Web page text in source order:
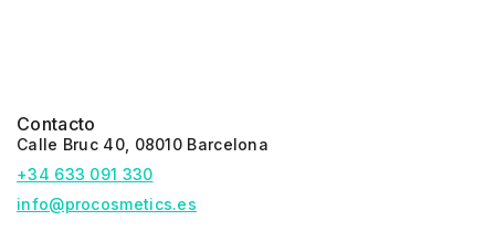
Contacto
Calle Bruc 40, 08010 Barcelona
+34 633 091 330
info@procosmetics.es